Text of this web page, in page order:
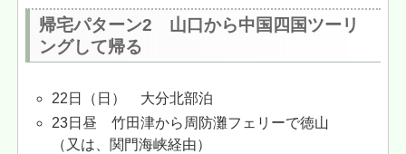
帰宅パターン2 山口から中国四国ツーリ
ングして帰る
22日（日） 大分北部泊
23日昼 竹田津から周防灘フェリーで徳山
（又は、関門海峡経由）